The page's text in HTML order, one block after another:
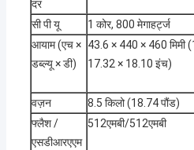
दर
सी पी यू
1 कोर, 800 मेगाहर्ट्ज
आयाम (एच ×
डब्ल्यू × डी)
43.6 × 440 × 460 मिमी
17.32 × 18.10 इंच)
वज़न
8.5 किलो (18.74 पौंड)
फ्लैश /
एसडीआरएएम
512एमबी/512एमबी